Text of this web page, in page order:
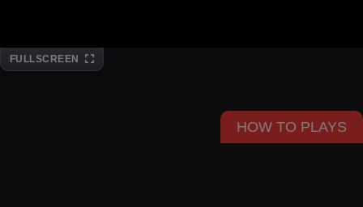
HOW TO PLAYS